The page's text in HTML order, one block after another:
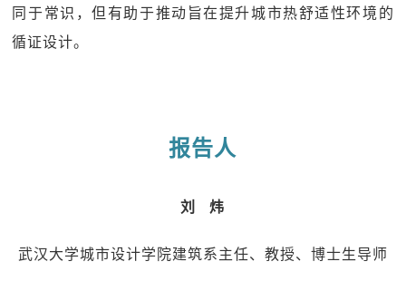
同于常识，但有助于推动旨在提升城市热舒适性环境的
循证设计。
报告人
刘 炜
武汉大学城市设计学院建筑系主任、教授、博士生导师